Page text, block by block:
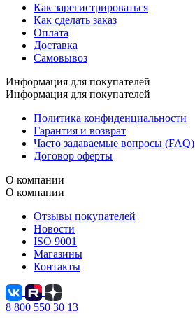
Как зарегистрироваться
Как сделать заказ
Оплата
Доставка
Самовывоз
Информация для покупателей
Информация для покупателей
Политика конфиденциальности
Гарантия и возврат
Часто задаваемые вопросы (FAQ)
Договор оферты
О компании
О компании
Отзывы покупателей
Новости
ISO 9001
Магазины
Контакты
8 800 550 30 13